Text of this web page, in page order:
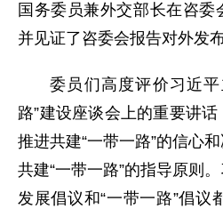
国务委员兼外交部长在咨委
并见证了咨委会报告对外发布
委员们高度评价习近
路”建设座谈会上的重要讲
推进共建“一带一路”的信心
共建“一带一路”的指导原则
发展倡议和“一带一路”倡议